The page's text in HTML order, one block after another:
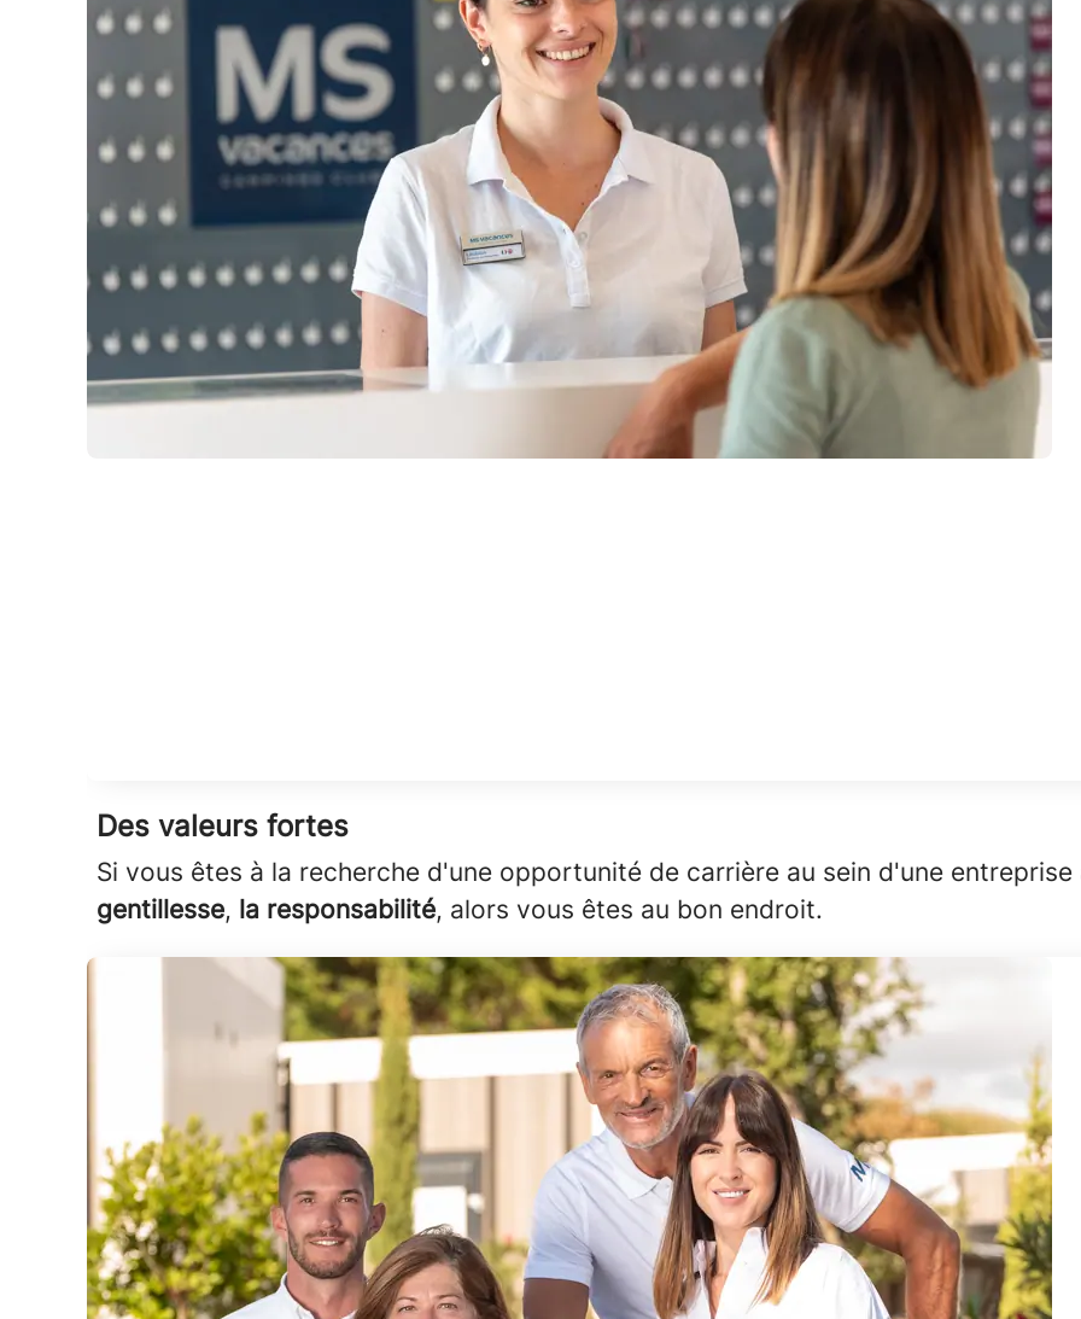
Des valeurs fortes
Si vous êtes à la recherche d'une opportunité de carrière au sein d'une entreprise
gentillesse, la responsabilité, alors vous êtes au bon endroit.